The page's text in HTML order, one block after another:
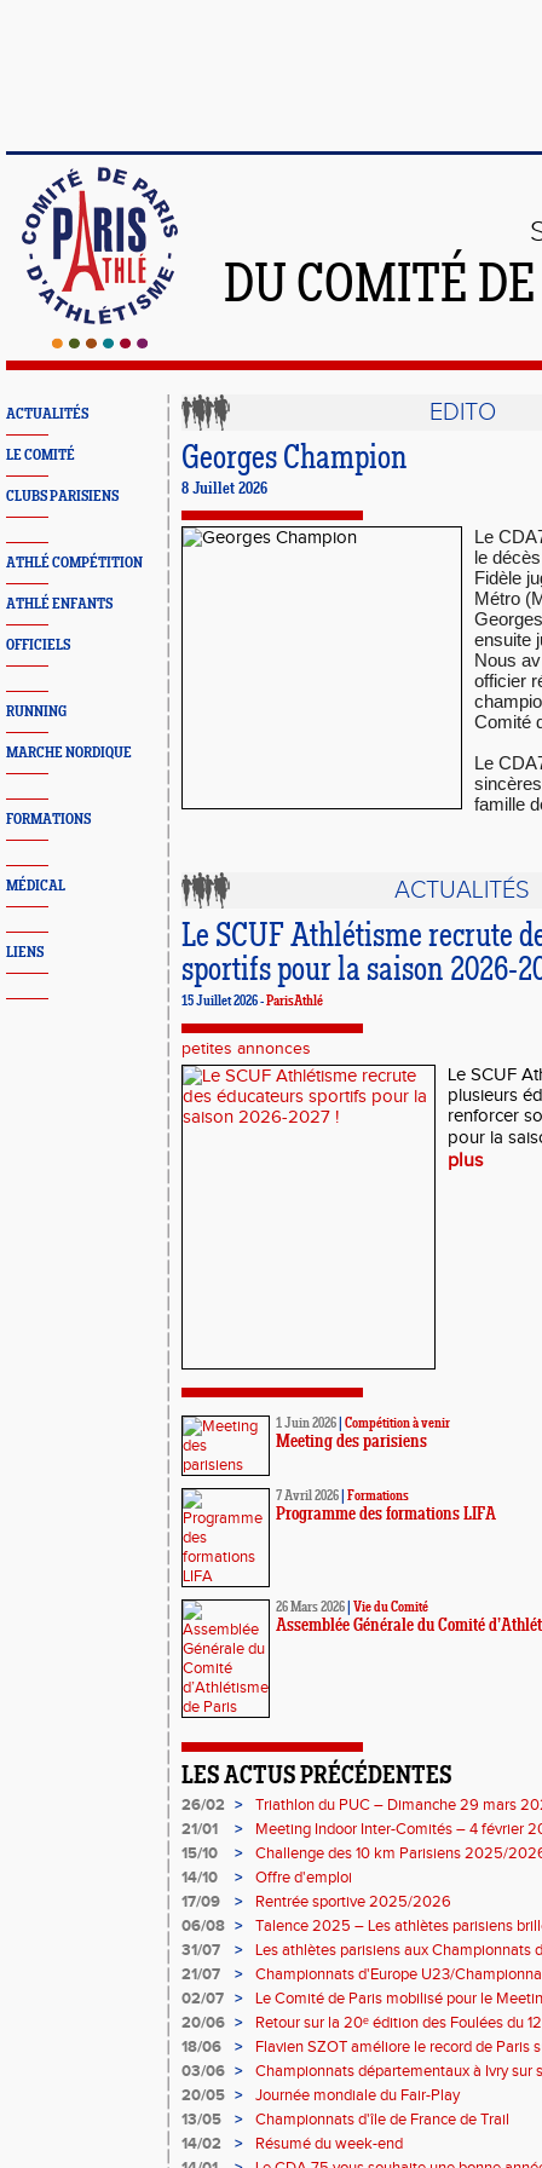
DU COMITÉ
ACTUALITÉS
LE COMITÉ
CLUBS PARISIENS
ATHLÉ COMPÉTITION
ATHLÉ ENFANTS
OFFICIELS
RUNNING
MARCHE NORDIQUE
FORMATIONS
MÉDICAL
LIENS
EDITO
Georges Champion
8 Juillet 2026
Le
le
Fidèle
Métro
ensuite
Nous
officier
Comité
Le
famille
ACTUALITÉS
Le SCUF Athlétisme recrute
sportifs pour la saison 2026-
15 Juillet 2026 -ParisAthlé
petites annonces
Le SCUF
plusieurs
renforcer
pour la
plus
1 Juin 2026 Compétition à venir
Meeting des parisiens
7 Avril 2026 Formations
Programme des formations LIFA
26 Mars 2026 Vie du Comité
Assemblée Générale du Comité
LES ACTUS PRÉCÉDENTES
26/02 >
Triathlon du PUC – Dimanche 29 mars
21/01
>
Meeting Indoor Inter-Comités – 4 février
15/10
>
Challenge des 10 km Parisiens 2025/
14/10
>
Offre d'emploi
17/09
>
Rentrée sportive 2025/2026
06/08 >
Talence 2025 – Les athlètes parisiens
France Élite
31/07 >
Les athlètes parisiens aux Championnats
21/07
>
Championnats d'Europe U23/
02/07 >
Le Comité de Paris mobilisé pour le
20/06 >
Retour sur la 20ᵉ édition des Foulées du
18/06
>
Flavien SZOT améliore le record de Paris
03/06 >
Championnats départementaux à Ivry sur
20/05 >
Journée mondiale du Fair-Play
13/05
>
Championnats d'île de France de Trail
14/02
>
Résumé du week-end